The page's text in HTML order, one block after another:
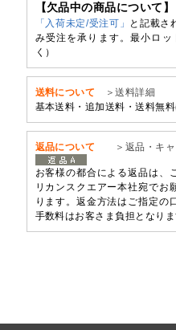
【欠品中の商品について】
「入荷未定/受注可」
と記載さ
み受注を承ります。最小ロ
く）
送料について
＞送料詳細
基本送料・追加送料・送料無料
返品について ＞返品・キャ
お客様の都合による返品は、
リカンスクエアー本社宛でお
ります。返金方法はご指定の
手数料はお客さま負担となりま